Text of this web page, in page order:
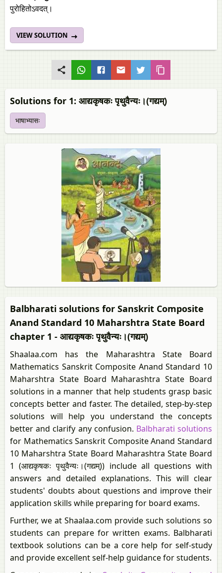
पुरोहितोऽवदत्‌।
VIEW SOLUTION
Solutions for 1: आद्यकृषकः पृथुवैन्यः।(गद्यम्‌)
भाषाभ्यासः
Balbharati solutions for Sanskrit Composite
Anand Standard 10 Maharshtra State Board
chapter 1 - आद्यकृषकः पृथुवैन्यः।(गद्यम्‌)
Shaalaa.com has the Maharashtra State Board
Mathematics Sanskrit Composite Anand Standard 10
Maharshtra State Board Maharashtra State Board
solutions in a manner that help students grasp basic
concepts better and faster. The detailed, step-by-step
solutions will help you understand the concepts
better and clarify any confusion. Balbharati solutions
for Mathematics Sanskrit Composite Anand Standard
10 Maharshtra State Board Maharashtra State Board
1 (आद्यकृषकः पृथुवैन्यः।(गद्यम्‌)) include all questions with
answers and detailed explanations. This will clear
students' doubts about questions and improve their
application skills while preparing for board exams.
Further, we at Shaalaa.com provide such solutions so
students can prepare for written exams. Balbharati
textbook solutions can be a core help for self-study
and provide excellent self-help guidance for students.